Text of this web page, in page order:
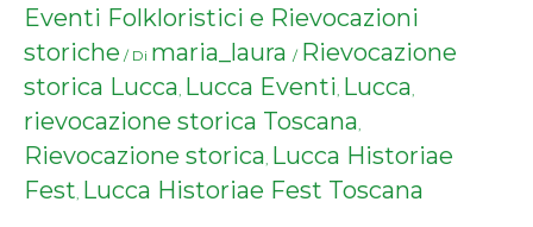
Eventi Folkloristici e Rievocazioni
storiche / Di maria_laura / Rievocazione
storica Lucca, Lucca Eventi, Lucca,
rievocazione storica Toscana,
Rievocazione storica, Lucca Historiae
Fest, Lucca Historiae Fest Toscana